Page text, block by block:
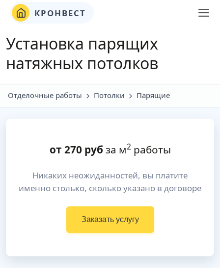
КРОНВЕСТ
Установка парящих
натяжных потолков
Отделочные работы Потолки Парящие
от 270руб за м2работы
Никаких неожиданностей, вы платите
именно столько, сколько указано в договоре
Заказать услугу